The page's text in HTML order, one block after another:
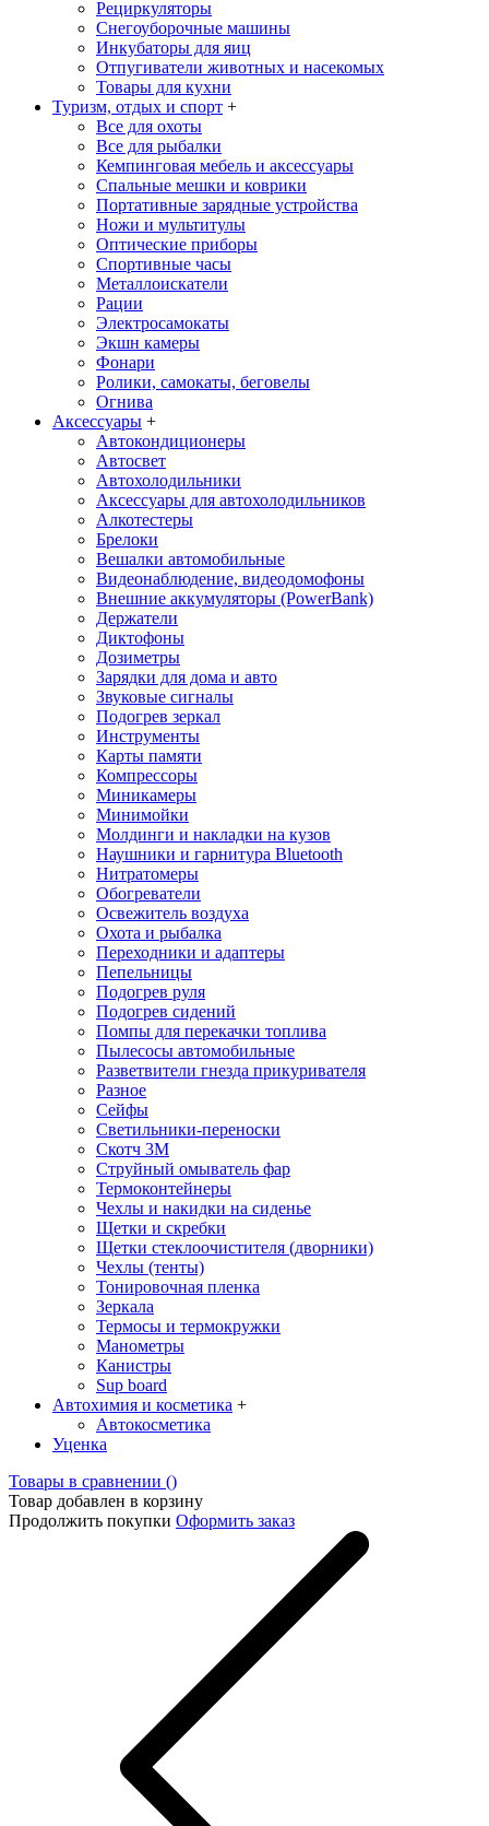
Рециркуляторы
Снегоуборочные машины
Инкубаторы для яиц
Отпугиватели животных и насекомых
Товары для кухни
Туризм, отдых и спорт +
Все для охоты
Все для рыбалки
Кемпинговая мебель и аксессуары
Спальные мешки и коврики
Портативные зарядные устройства
Ножи и мультитулы
Оптические приборы
Спортивные часы
Металлоискатели
Рации
Электросамокаты
Экшн камеры
Фонари
Ролики, самокаты, беговелы
Огнива
Аксессуары +
Автокондиционеры
Aвтосвет
Автохолодильники
Аксессуары для автохолодильников
Алкотестеры
Брелоки
Вешалки автомобильные
Видеонаблюдение, видеодомофоны
Внешние аккумуляторы (PowerBank)
Держатели
Диктофоны
Дозиметры
Зарядки для дома и авто
Звуковые сигналы
Подогрев зеркал
Инструменты
Карты памяти
Компрессоры
Миникамеры
Минимойки
Молдинги и накладки на кузов
Наушники и гарнитура Bluetooth
Нитратомеры
Обогреватели
Освежитель воздуха
Охота и рыбалка
Переходники и адаптеры
Пепельницы
Подогрев руля
Подогрев сидений
Помпы для перекачки топлива
Пылесосы автомобильные
Разветвители гнезда прикуривателя
Разное
Сейфы
Светильники-переноски
Скотч 3М
Струйный омыватель фар
Термоконтейнеры
Чехлы и накидки на сиденье
Щетки и скребки
Щетки стеклоочистителя (дворники)
Чехлы (тенты)
Тонировочная пленка
Зеркалa
Термосы и термокружки
Манометры
Канистры
Sup board
Автохимия и косметика +
Автокосметика
Уценка
Товары в сравнении ()
Товар добавлен в корзину
Продолжить покупки Оформить заказ